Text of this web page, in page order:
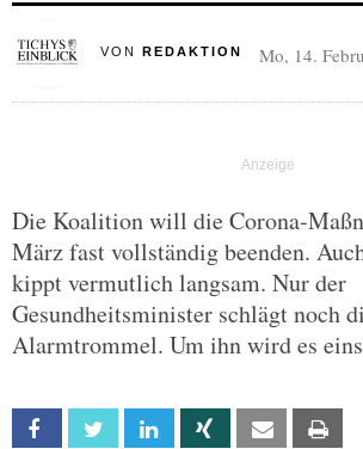
VON REDAKTION Mo, 14.
Die Koalition will die Corona-
März fast vollständig beenden.
kippt vermutlich langsam. Nur der
Gesundheitsminister schlägt noch
Alarmtrommel. Um ihn wird es
Facebook Twitter Linkedin Xing Email